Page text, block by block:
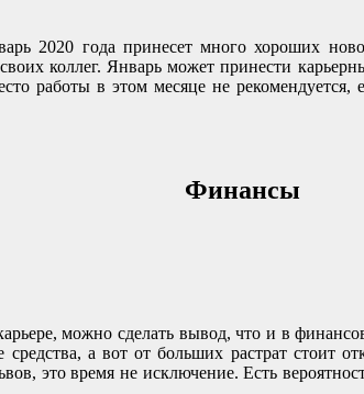
2020 года принесет много хороших
коллег. Январь может принести
работы в этом месяце не
Финансы
можно сделать вывод, что и в
а вот от больших растрат стоит
это время не исключение. Есть